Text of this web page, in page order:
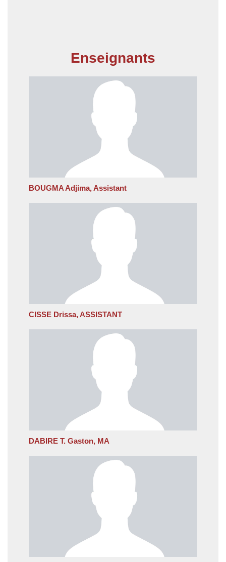
Enseignants
BOUGMA Adjima, Assistant
CISSE Drissa, ASSISTANT
DABIRE T. Gaston, MA